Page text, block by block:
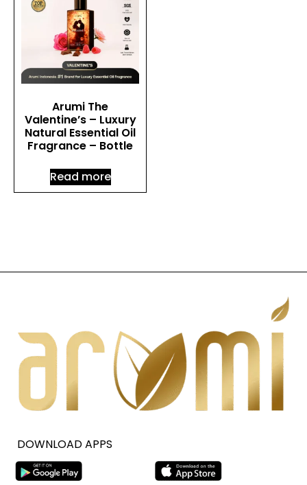
Arumi The
Valentine’s – Luxury
Natural Essential Oil
Fragrance – Bottle
Read more
DOWNLOAD APPS